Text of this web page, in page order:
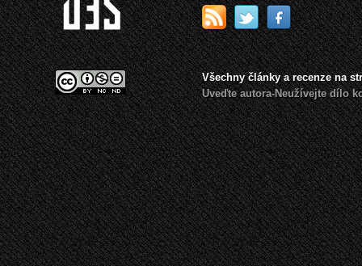
Všechny články a recenze na
Uveďte autora-Neužívejte dílo